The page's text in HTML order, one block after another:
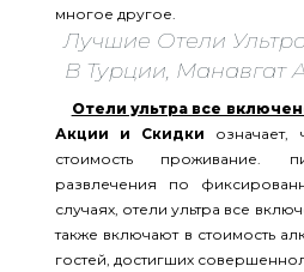
многое другое.
Лучшие Отели
В Турции, Манавгат
Отели ультра все
Акции и Скидки означает,
стоимость проживание.
развлечения по
случаях, отели ультра все
также включают в стоимость
гостей, достигших